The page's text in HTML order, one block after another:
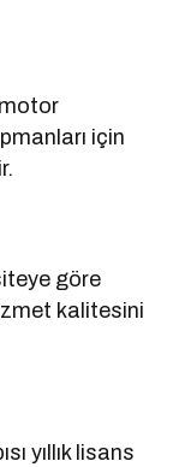
için
göre
kalitesini
yıllık lisans